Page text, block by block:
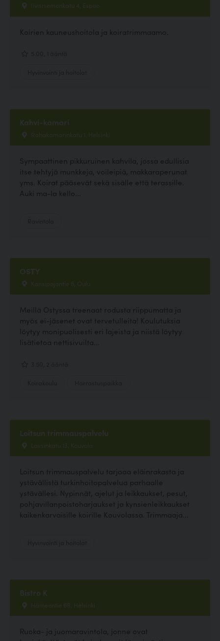
Iivisniemenkatu 4, Espoo
Koirien kauneushoitola ja koiratrimmaamo.
Kahvi-kamari
Rahakamarinkatu 1, Helsinki
Sympaattinen pikkuruinen kahvila, jossa edullisia
itse tehtyjä munkkeja, voileipiä, makkaraperunat
yms. Koirat pääsevät sekä sisälle että terassille.
Auki ma-la kello...
OSTY
Kansipojantie 6, Oulu
Meillä Ostyssa treenaat rodusta riippumatta ja
myös ei-jäsenet ovat tervetulleita! Koulutuksia
löytyy monipuolisesti eri lajeista ja niistä löytyy
lisätietoa nettisivuilta...
Loitsun trimmauspalvelu
Lassinkatu 13, Kouvola
Loitsun trimmauspalvelu tarjoaa eläinrakasta ja
ystävällistä turkinhoitopalvelua parhaalle
ystävällesi. Nypinnät, ajelut ja leikkaukset, pesut,
pohjavillanpoistoharjaukset ja kynsienleikkaukset
kaikenkarvaisille koirille Kouvolassa. Trimmaaja...
Bistro K
Hämeentie 68, Helsinki
Ruoka- ja juomaravintola, jonne ovat